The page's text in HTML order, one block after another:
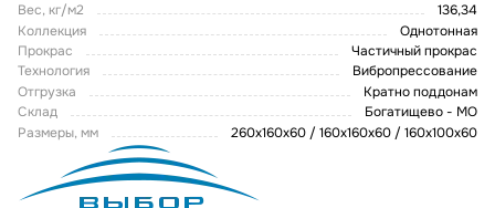
Вес, кг/м2
136,34
Коллекция
Однотонная
Прокрас
Частичный прокрас
Технология
Вибропрессование
Отгрузка
Кратно поддонам
Склад
Богатищево - МО
Размеры, мм
260х160х60 / 160х160х60 / 160х100х60